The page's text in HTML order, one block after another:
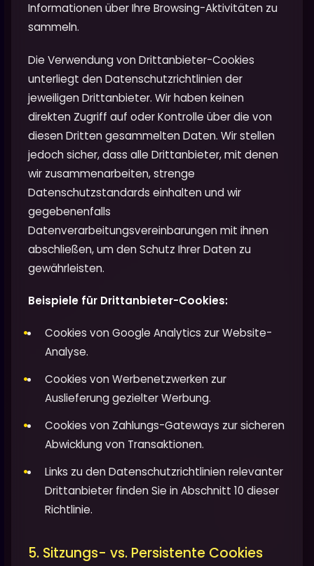
Informationen über Ihre Browsing-Aktivitäten zu
sammeln.
Die Verwendung von Drittanbieter-Cookies
unterliegt den Datenschutzrichtlinien der
jeweiligen Drittanbieter. Wir haben keinen
direkten Zugriff auf oder Kontrolle über die von
diesen Dritten gesammelten Daten. Wir stellen
jedoch sicher, dass alle Drittanbieter, mit denen
wir zusammenarbeiten, strenge
Datenschutzstandards einhalten und wir
gegebenenfalls
Datenverarbeitungsvereinbarungen mit ihnen
abschließen, um den Schutz Ihrer Daten zu
gewährleisten.
Beispiele für Drittanbieter-Cookies:
Cookies von Google Analytics zur Website-
Analyse.
Cookies von Werbenetzwerken zur
Auslieferung gezielter Werbung.
Cookies von Zahlungs-Gateways zur sicheren
Abwicklung von Transaktionen.
Links zu den Datenschutzrichtlinien relevanter
Drittanbieter finden Sie in Abschnitt 10 dieser
Richtlinie.
5. Sitzungs- vs. Persistente Cookies